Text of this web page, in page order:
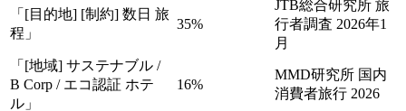
「[目的地] [制約] 数日 旅
程」
35%
JTB総合研究所 旅
行者調査 2026年1
月
「[地域] サステナブル /
B Corp / エコ認証 ホテ
ル」
16%
MMD研究所 国内
消費者旅行 2026